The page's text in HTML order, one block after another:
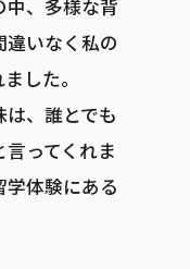
中、多様な背
いなく私の
した。
、誰とでも
ってくれま
学体験にある